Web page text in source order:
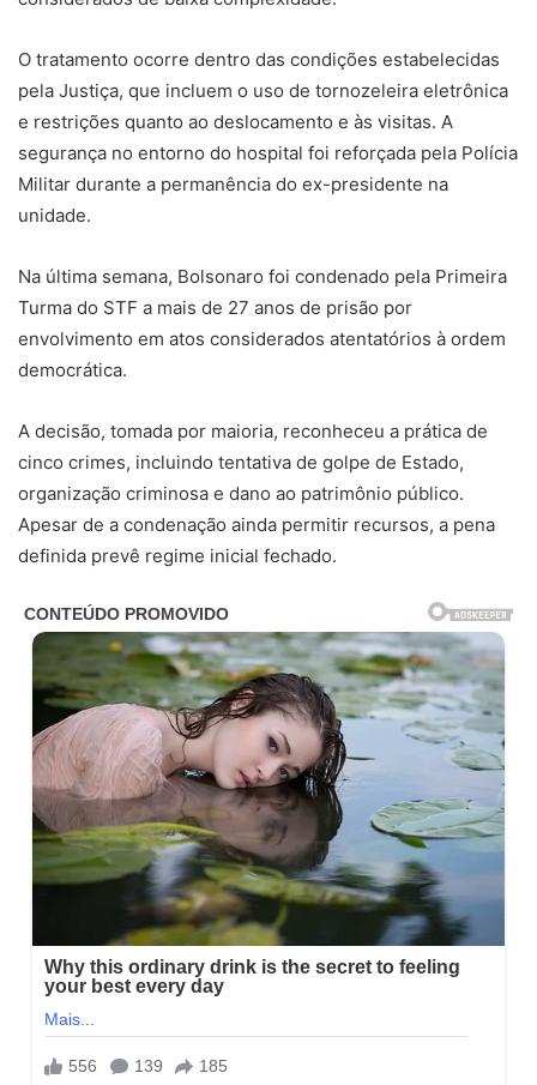
O tratamento ocorre dentro das condições estabelecidas
pela Justiça, que incluem o uso de tornozeleira eletrônica
e restrições quanto ao deslocamento e às visitas. A
segurança no entorno do hospital foi reforçada pela Polícia
Militar durante a permanência do ex-presidente na
unidade.
Na última semana, Bolsonaro foi condenado pela Primeira
Turma do STF a mais de 27 anos de prisão por
envolvimento em atos considerados atentatórios à ordem
democrática.
A decisão, tomada por maioria, reconheceu a prática de
cinco crimes, incluindo tentativa de golpe de Estado,
organização criminosa e dano ao patrimônio público.
Apesar de a condenação ainda permitir recursos, a pena
definida prevê regime inicial fechado.